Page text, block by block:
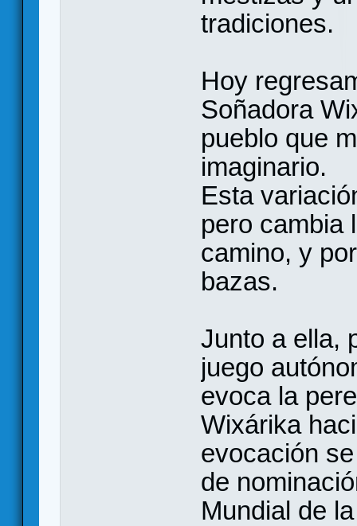
tradiciones.
Hoy
Soñadora
pueblo que
imaginario.
Esta
pero cambia
camino, y
bazas.
Junto a ella,
juego
evoca la
Wixárika
evocación
de
Mundial de